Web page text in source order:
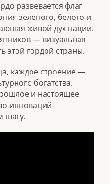
развевается флаг
зеленого, белого и
живой дух нации.
— визуальная
этой гордой страны.
каждое строение —
богатства.
и настоящее
инноваций
шагу.